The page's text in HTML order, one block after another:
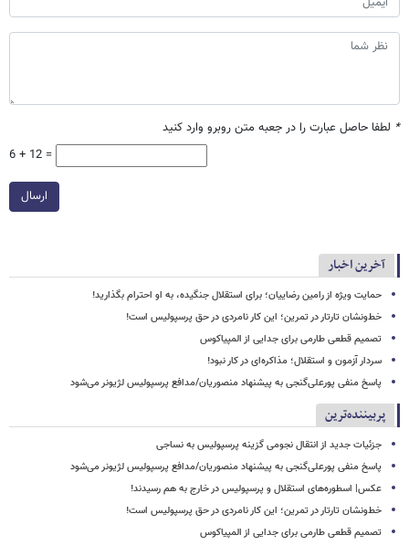
* لطفا حاصل عبارت را در جعبه متن روبرو وارد کنید
6 + 12 =
ارسال
آخرین اخبار
حمایت ویژه از رامین رضاییان؛ برای استقلال جنگیده، به او احترام بگذارید!
خط‌ونشان تارتار در تمرین؛ این کار نامردی در حق پرسپولیس است!
تصمیم قطعی طارمی برای جدایی از المپیاکوس
سردار آزمون و استقلال؛ مذاکره‌ای در کار نبود!
پاسخ منفی پورعلی‌گنجی به پیشنهاد منصوریان/مدافع پرسپولیس لژیونر می‌شود
پربیننده‌ترین
جزئیات جدید از انتقال نجومی گزینه پرسپولیس به نساجی
پاسخ منفی پورعلی‌گنجی به پیشنهاد منصوریان/مدافع پرسپولیس لژیونر می‌شود
عکس| اسطوره‌های استقلال و پرسپولیس در خارج به هم رسیدند!
خط‌ونشان تارتار در تمرین؛ این کار نامردی در حق پرسپولیس است!
تصمیم قطعی طارمی برای جدایی از المپیاکوس